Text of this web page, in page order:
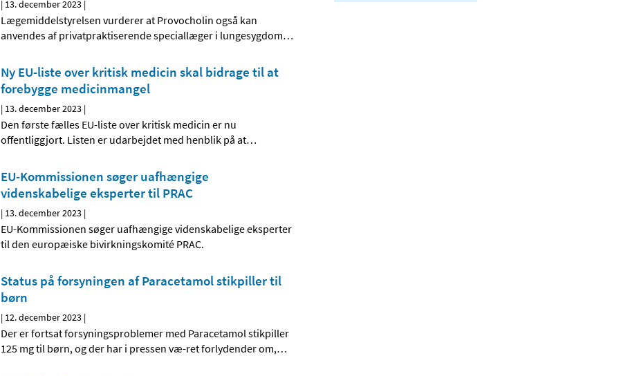
| 13. december 2023 |
Lægemiddelstyrelsen vurderer at Provocholin også kan
anvendes af privatpraktiserende speciallæger i lungesygdom…
Ny EU-liste over kritisk medicin skal bidrage til at
forebygge medicinmangel
| 13. december 2023 |
Den første fælles EU-liste over kritisk medicin er nu
offentliggjort. Listen er udarbejdet med henblik på at…
EU-Kommissionen søger uafhængige
videnskabelige eksperter til PRAC
| 13. december 2023 |
EU-Kommissionen søger uafhængige videnskabelige eksperter
til den europæiske bivirkningskomité PRAC.
Status på forsyningen af Paracetamol stikpiller til
børn
| 12. december 2023 |
Der er fortsat forsyningsproblemer med Paracetamol stikpiller
125 mg til børn, og der har i pressen væ-ret forlydender om,…